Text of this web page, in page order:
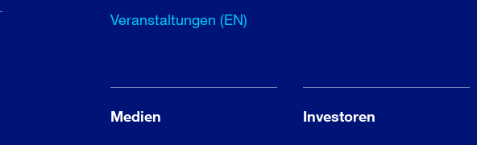
Veranstaltungen (EN)
Medien Investoren